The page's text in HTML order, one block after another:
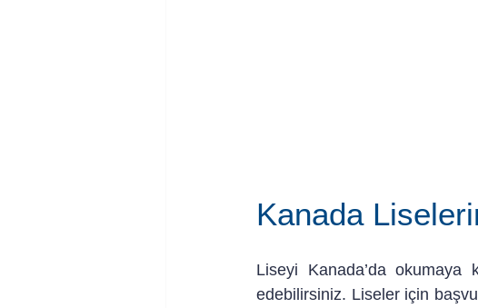
Kanada
Liseyi Kanada’da okumaya
edebilirsiniz. Liseler için